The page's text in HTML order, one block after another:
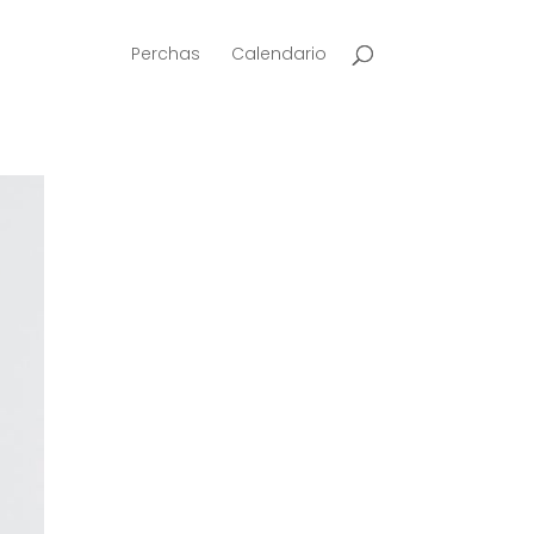
Perchas Calendario